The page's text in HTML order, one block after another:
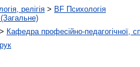
релігія > BF Психологія
> Кафедра професійно-педагогічної,